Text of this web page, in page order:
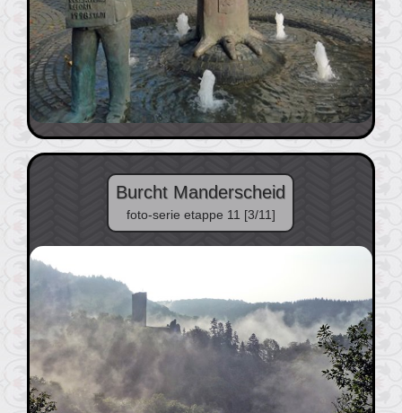
Burcht Manderscheid
foto-serie etappe 11 [3/11]